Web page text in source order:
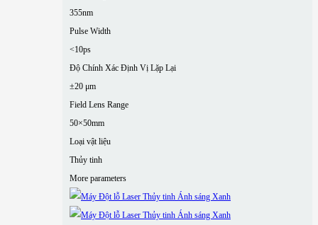
355nm
Pulse Width
<10ps
Độ Chính Xác Định Vị Lặp Lại
±20 μm
Field Lens Range
50×50mm
Loại vật liệu
Thủy tinh
More parameters